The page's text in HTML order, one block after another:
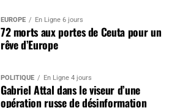
EUROPE En Ligne 6 jours
72 morts aux portes de Ceuta pour un
rêve d’Europe
POLITIQUE En Ligne 4 jours
Gabriel Attal dans le viseur d’une
opération russe de désinformation